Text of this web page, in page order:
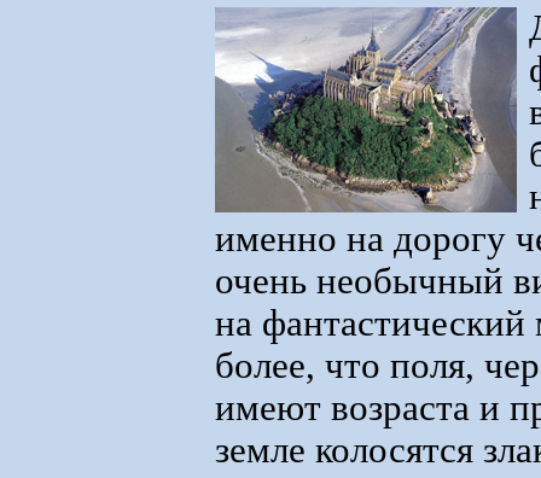
именно на дорогу
очень необычный
на
более, что поля,
имеют возраста и
земле колосятся